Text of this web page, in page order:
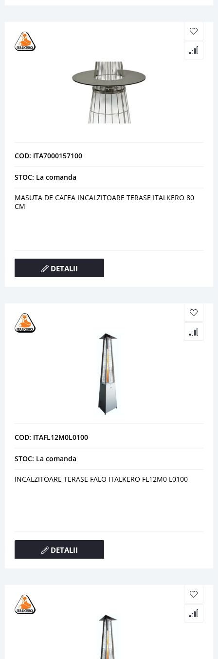
COD: ITA7000157100
STOC: La comanda
MASUTA DE CAFEA INCALZITOARE TERASE ITALKERO 80
CM
DETALII
COD: ITAFL12M0L0100
STOC: La comanda
INCALZITOARE TERASE FALO ITALKERO FL12M0 L0100
DETALII